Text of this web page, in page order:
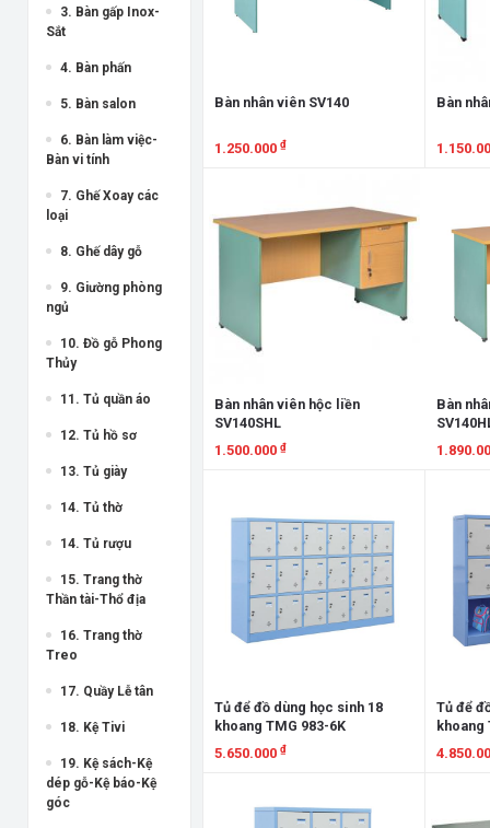
3. Bàn gấp Inox-
Sắt
4. Bàn phấn
5. Bàn salon
6. Bàn làm việc-
Bàn vi tính
7. Ghế Xoay các
loại
8. Ghế dây gỗ
9. Giường phòng
ngủ
10. Đồ gỗ Phong
Thủy
11. Tủ quần áo
12. Tủ hồ sơ
13. Tủ giày
14. Tủ thờ
14. Tủ rượu
15. Trang thờ
Thần tài-Thổ địa
16. Trang thờ
Treo
17. Quầy Lễ tân
18. Kệ Tivi
19. Kệ sách-Kệ
dép gỗ-Kệ báo-Kệ
góc
Bàn nhân viên SV140
1.250.000 ₫
Bàn
Bàn nhân viên hộc liền
SV140SHL
1.500.000 ₫
Bàn
Tủ để đồ dùng học sinh 18
khoang TMG 983-6K
5.650.000 ₫
Tủ để
khoang